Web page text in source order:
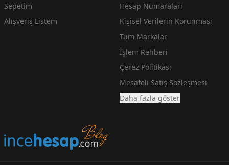
Sepetim
Alışveriş Listem
Hesap Numaraları
Kişisel Verilerin Korunması
Tüm Markalar
İşlem Rehberi
Çerez Politikası
Mesafeli Satış Sözleşmesi
Daha fazla göster